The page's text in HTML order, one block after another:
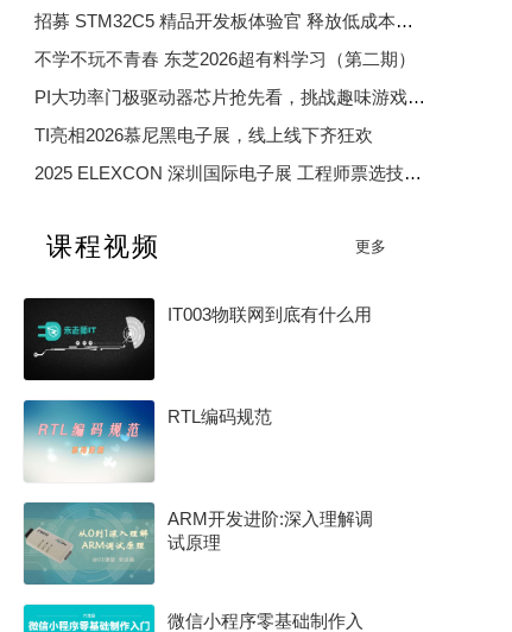
mxt93r
sunspnet eagle0 fastar01
招募 STM32C5 精品开发板体验官 释放低成本、低功耗、高效率开发魅力
不学不玩不青春 东芝2026超有料学习（第二期）
PI大功率门极驱动器芯片抢先看，挑战趣味游戏赢精美好礼
TI亮相2026慕尼黑电子展，线上线下齐狂欢
2025 ELEXCON 深圳国际电子展 工程师票选技术大奖
2025 年度电子产业卓越奖
课程视频 更多
IT003物联网到底有什么用
RTL编码规范
ARM开发进阶:深入理解调
试原理
微信小程序零基础制作入